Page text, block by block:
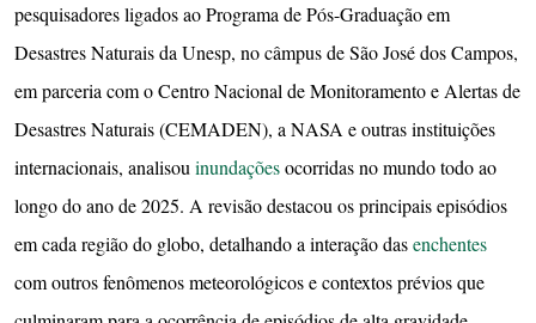
pesquisadores ligados ao Programa de Pós-Graduação em
Desastres Naturais da Unesp, no câmpus de São José dos Campos,
em parceria com o Centro Nacional de Monitoramento e Alertas de
Desastres Naturais (CEMADEN), a NASA e outras instituições
internacionais, analisouinundaçõesocorridas no mundo todo ao
longo do ano de 2025. A revisão destacou os principais episódios
em cada região do globo, detalhando a interação dasenchentes
com outros fenômenos meteorológicos e contextos prévios que